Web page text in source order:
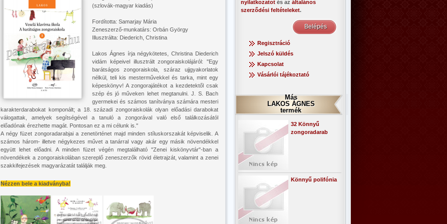
(szlovák-magyar kiadás)
Fordította: Samarjay Mária
Zeneszerző-munkatárs: Orbán György
Illusztrálta: Diederich, Christina
Lakos Ágnes írja négykötetes, Christina Diederich
vidám képeivel illusztrált zongoraiskolájáról: "Egy
barátságos zongoraiskola, száraz ujjgyakorlatok
nélkül, teli kis mesterművekkel és tarka, mint egy
képeskönyv! A zongorajátékot a kezdetektől csak
szép és jó műveken lehet megtanulni. J. S. Bach
gyermekei és számos tanítványa számára mesteri
karakterdarabokat komponált; a 18. századi zongoraiskolák olyan előadási darabokat
válogattak, amelyek segítségével a tanuló a zongorával való első találkozásától
előadónak érezhette magát. Pontosan ez a mi célunk is."
A négy füzet zongoradarabjai a zenetörténet majd minden stíluskorszakát képviselik. A
számos három- illetve négykezes művet a tanárral vagy akár egy másik növendékkel
együtt lehet előadni. A minden füzet végén megtalálható "Zenei kiskönyvtár"-ban a
növendékek a zongoraiskolában szereplő zeneszerzők rövid életrajzát, valamint a zenei
szakkifejezések magyarázatát találják meg.
Nézzen bele a kiadványba!
nyilatkozatot és az általános
szerződési feltételeket.
Regisztráció
Jelszó küldés
Kapcsolat
Vásárlói tájékoztató
Más
LAKOS ÁGNES
termék
32 Könnyű
zongoradarab
Könnyű polifónia